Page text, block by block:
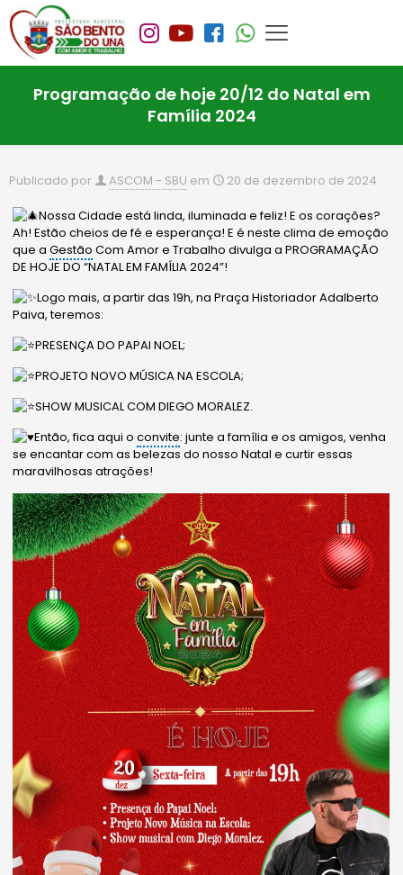
Programação de hoje 20/12 do Natal em
Família 2024
Publicado por ASCOM - SBU em 20 de dezembro de 2024
Nossa Cidade está linda, iluminada e feliz! E os corações?
Ah! Estão cheios de fé e esperança! E é neste clima de emoção
que aGestão Com Amor e Trabalho divulga a PROGRAMAÇÃO
DE HOJE DO “NATAL EM FAMÍLIA 2024”!
Logo mais, a partir das 19h, na Praça Historiador Adalberto
Paiva, teremos:
PRESENÇA DO PAPAI NOEL;
PROJETO NOVO MÚSICA NA ESCOLA;
SHOW MUSICAL COM DIEGO MORALEZ.
Então, fica aqui oconvite: junte a família e os amigos, venha
se encantar com as belezas do nosso Natal e curtir essas
maravilhosas atrações!